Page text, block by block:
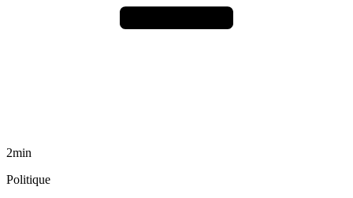
2min
Politique